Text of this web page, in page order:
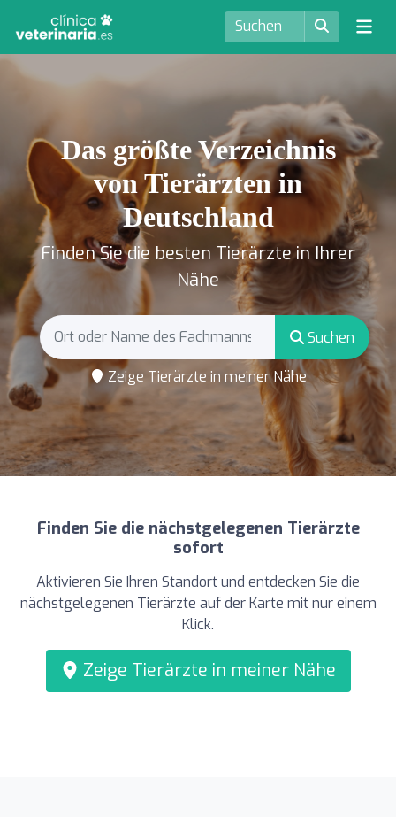
Das größte Verzeichnis
von Tierärzten in
Deutschland
Finden Sie die besten Tierärzte in Ihrer
Nähe
Suchen
Zeige Tierärzte in meiner Nähe
Finden Sie die nächstgelegenen Tierärzte
sofort
Aktivieren Sie Ihren Standort und entdecken Sie die
nächstgelegenen Tierärzte auf der Karte mit nur einem
Klick.
Zeige Tierärzte in meiner Nähe